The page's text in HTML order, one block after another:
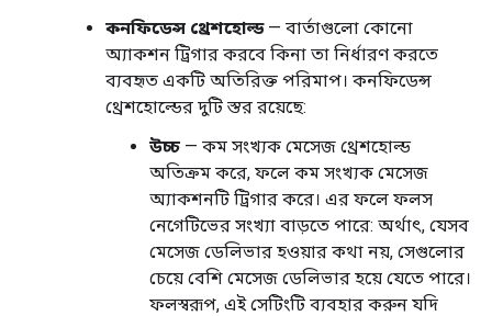
কনফিডেন্স থ্রেশহোল্ড— বার্তাগুলো কোনো
অ্যাকশন ট্রিগার করবে কিনা তা নির্ধারণ করতে
ব্যবহৃত একটি অতিরিক্ত পরিমাপ। কনফিডেন্স
থ্রেশহোল্ডের দুটি স্তর রয়েছে:
উচ্চ — কম সংখ্যক মেসেজ থ্রেশহোল্ড
অতিক্রম করে, ফলে কম সংখ্যক মেসেজ
অ্যাকশনটি ট্রিগার করে। এর ফলে ফলস
নেগেটিভের সংখ্যা বাড়তে পারে: অর্থাৎ, যেসব
মেসেজ ডেলিভার হওয়ার কথা নয়, সেগুলোর
চেয়ে বেশি মেসেজ ডেলিভার হয়ে যেতে পারে।
ফলস্বরূপ, এই সেটিংটি ব্যবহার করুন যদি